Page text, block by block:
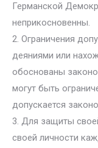
Германской
неприкосновенны.
2. Ограничения
деяниями или
обоснованы
могут быть
допускается
3. Для защиты
своей личности